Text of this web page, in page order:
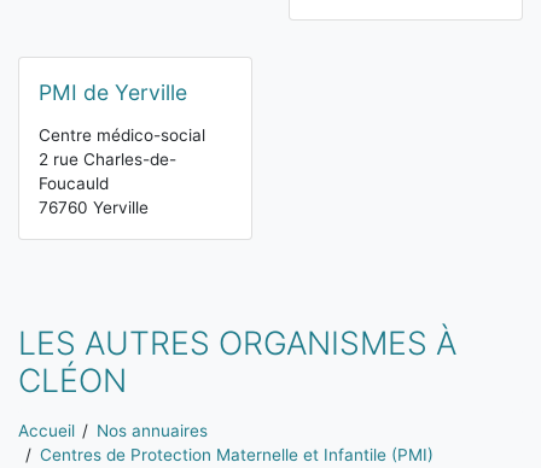
PMI de Yerville
Centre médico-social
2 rue Charles-de-
Foucauld
76760 Yerville
LES AUTRES ORGANISMES À
CLÉON
Vous êtes ici:
Accueil
Nos annuaires
Centres de Protection Maternelle et Infantile (PMI)